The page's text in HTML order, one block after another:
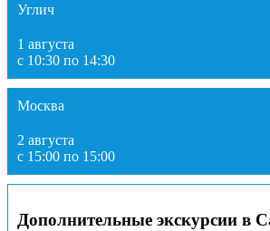
Углич
1 августа
с 10:30 по 14:30
Москва
2 августа
с 15:00 по 15:00
Дополнительные экскурсии в